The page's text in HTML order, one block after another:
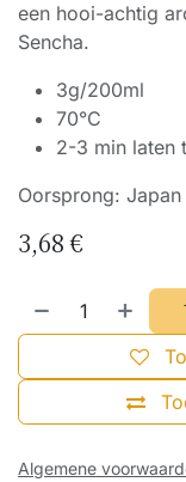
een hooi-achtig
Sencha.
3g/200ml
70°C
2-3 min laten
Oorsprong:
3,68€
Algemene